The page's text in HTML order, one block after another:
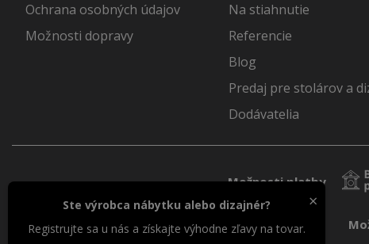
Ochrana osobných údajov
Možnosti dopravy
Na stiahnutie
Referencie
Blog
Predaj pre stolárov a
Dodávatelia
Možnosti platby
×
Ste výrobca nábytku alebo dizajnér?
Registrujte sa u nás a získajte výhodne zľavy na tovar.